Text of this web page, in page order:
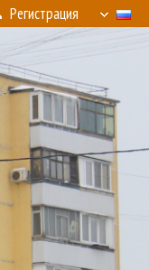
Регистрация